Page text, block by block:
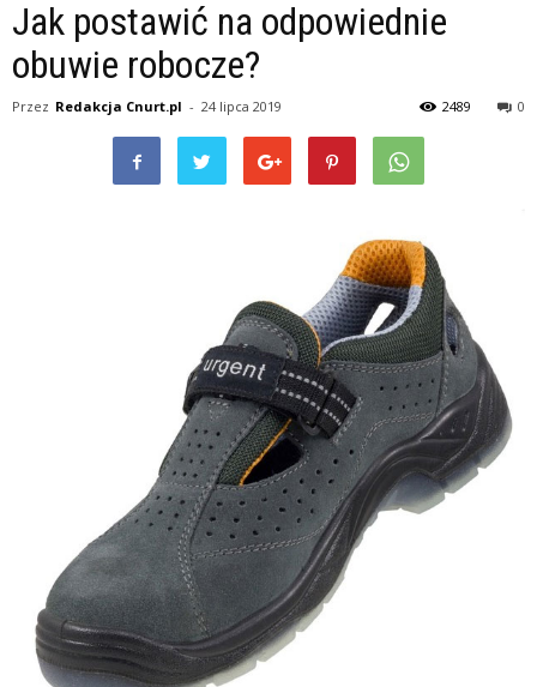
Jak postawić na odpowiednie
obuwie robocze?
Przez Redakcja Cnurt.pl - 24 lipca 2019 0
2489